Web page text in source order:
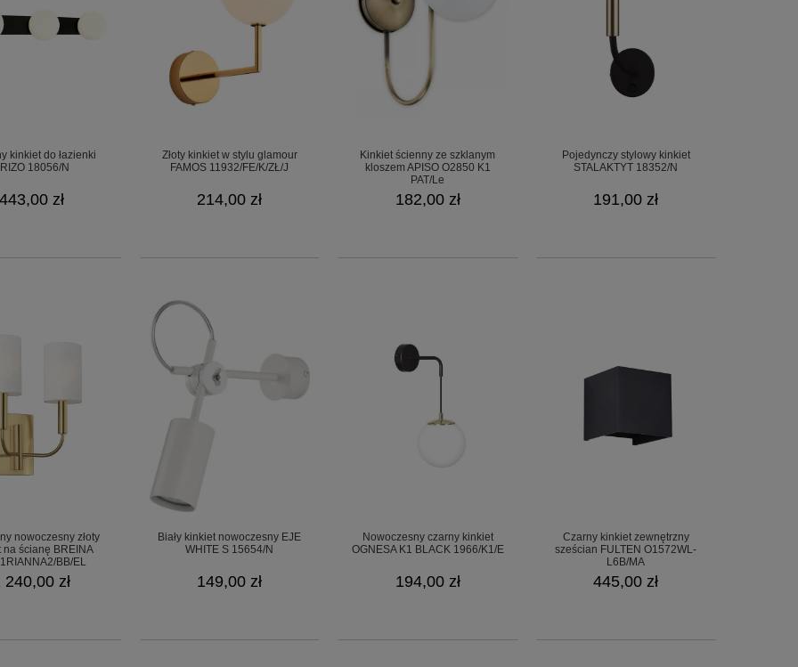
kinkiet do łazienki
18056/N
443,00 zł
Złoty kinkiet w stylu glamour
FAMOS 11932/FE/K/ZŁ/J
214,00 zł
Kinkiet ścienny ze szklanym
kloszem APISO O2850 K1
PAT/Le
182,00 zł
Pojedynczy stylowy kinkiet
STALAKTYT 18352/N
191,00 zł
nowoczesny złoty
na ścianę BREINA
BB/EL
240,00 zł
Biały kinkiet nowoczesny EJE
WHITE S 15654/N
149,00 zł
Nowoczesny czarny kinkiet
OGNESA K1 BLACK 1966/K1/E
194,00 zł
Czarny kinkiet zewnętrzny
sześcian FULTEN O1572WL-
L6B/MA
445,00 zł